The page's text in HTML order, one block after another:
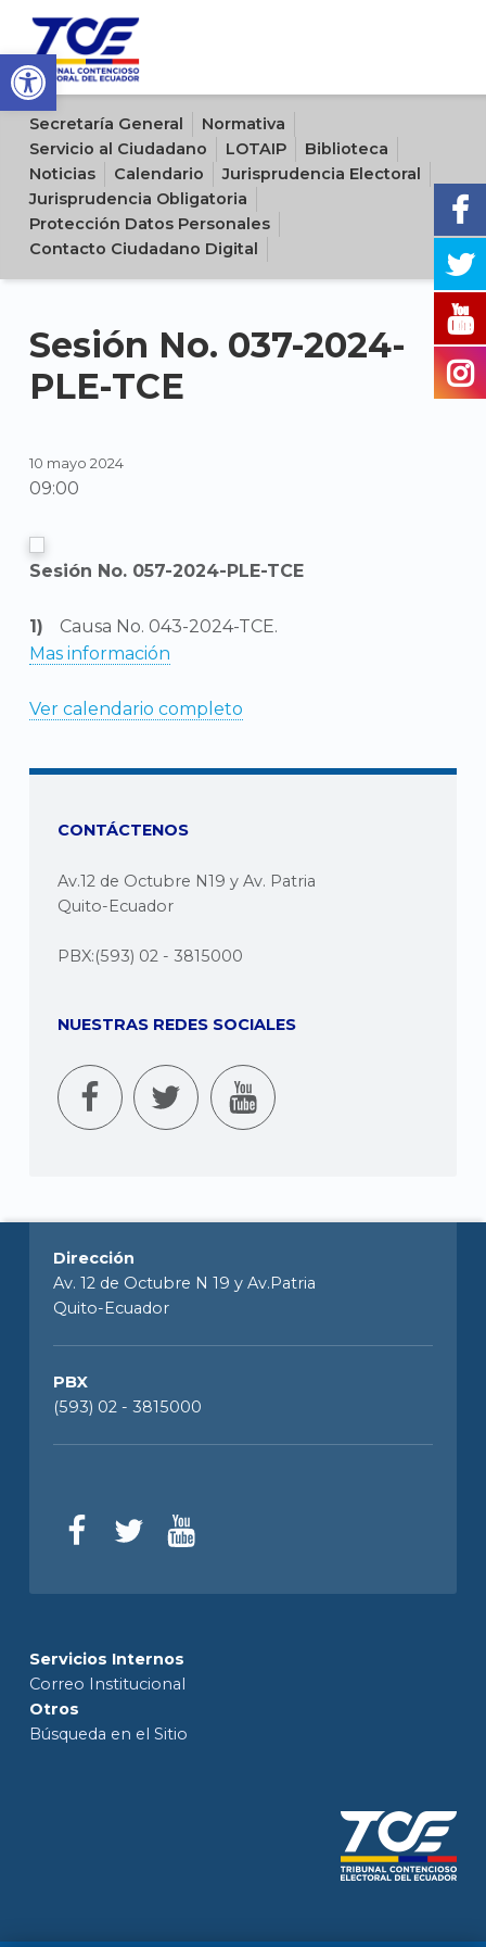
Open toolbar
Sitio oficial del Tribunal Contencioso Electoral del Ecuador
Secretaría General
Normativa
Servicio al Ciudadano
LOTAIP
Biblioteca
Noticias
Calendario
Jurisprudencia Electoral
Jurisprudencia Obligatoria
Protección Datos Personales
Contacto Ciudadano Digital
Sesión No. 037-2024-
PLE-TCE
10 mayo 2024
09:00
Sesión No. 057-2024-PLE-TCE
Causa No. 043-2024-TCE.
Mas información
Ver calendario completo
CONTÁCTENOS
Av.12 de Octubre N19 y Av. Patria
Quito-Ecuador
PBX:(593) 02 - 3815000
NUESTRAS REDES SOCIALES
Dirección
Av. 12 de Octubre N 19 y Av.Patria
Quito-Ecuador
PBX
(593) 02 - 3815000
Servicios Internos
Correo Institucional
Otros
Búsqueda en el Sitio